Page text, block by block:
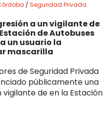
/ Seguridad Privada
a un vigilante de
de Autobuses
un usuario la
mascarilla
de Seguridad Privada
públicamente una
vigilante de en la Estación